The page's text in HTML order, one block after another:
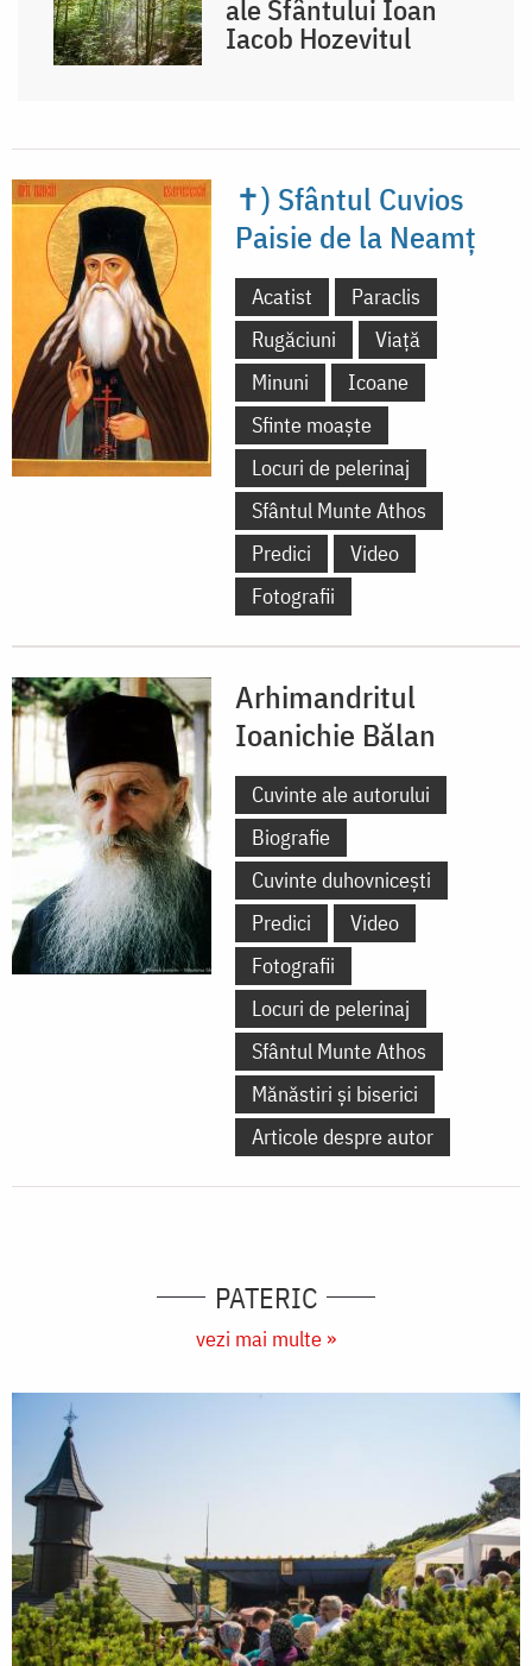
ale Sfântului Ioan
Iacob Hozevitul
✝) Sfântul Cuvios
Paisie de la Neamț
Acatist
Paraclis
Rugăciuni
Viață
Minuni
Icoane
Sfinte moaște
Locuri de pelerinaj
Sfântul Munte Athos
Predici
Video
Fotografii
Arhimandritul
Ioanichie Bălan
Cuvinte ale autorului
Biografie
Cuvinte duhovnicești
Predici
Video
Fotografii
Locuri de pelerinaj
Sfântul Munte Athos
Mănăstiri și biserici
Articole despre autor
PATERIC
vezi mai multe »